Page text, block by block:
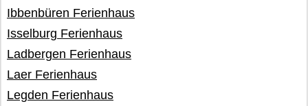
Ibbenbüren Ferienhaus
Isselburg Ferienhaus
Ladbergen Ferienhaus
Laer Ferienhaus
Legden Ferienhaus